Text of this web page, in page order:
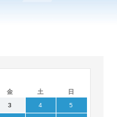
金 土 日
3 4 5